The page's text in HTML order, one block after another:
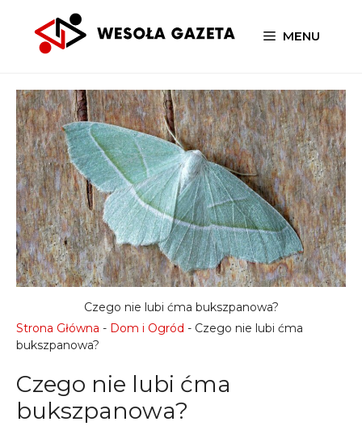
MENU
Strona Główna - Dom i Ogród - Czego nie lubi ćma
bukszpanowa?
Czego nie lubi ćma
bukszpanowa?
Czego nie lubi ćma bukszpanowa?